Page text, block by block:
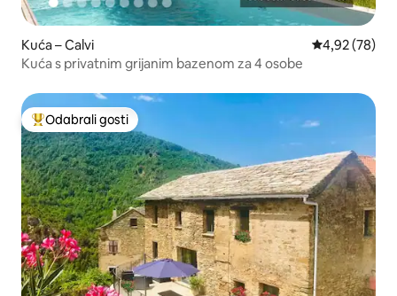
Kuća – Calvi Prosječna
4,92 (78)
Kuća s privatnim grijanim bazenom za 4 osobe
Među najviše rangiranima s oznakom „Odabrali gosti”
Odabrali gosti